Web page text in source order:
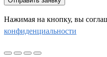
Нажимая на кнопку, вы
конфиденциальности